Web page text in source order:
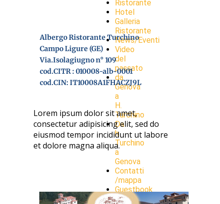
Albergo Ristorante Turchino
Campo Ligure (GE)
Via.Isolagiugno n° 109
cod.CITR : 010008-alb-0001
cod.CIN: IT10008A1FHACZJ9L
Lorem ipsum dolor sit amet,
consectetur adipisicing elit, sed do
eiusmod tempor incididunt ut labore
et dolore magna aliqua.
Ristorante
Hotel
Galleria
Ristorante
News/Eventi
Video
del
passato
da
Genova
a
H.
Turchino
Da
h
Turchino
a
Genova
Contatti
/mappa
Guestbook